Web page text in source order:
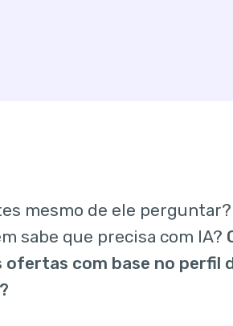
mesmo de ele perguntar?
sabe que precisa com IA?
com base no perfil